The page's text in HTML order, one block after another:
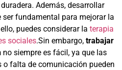
Además, desarrollar
fundamental para mejorar la
puedes considerar la terapia
sociales.Sin embargo, trabajar
no siempre es fácil, ya que las
o falta de comunicación pueden